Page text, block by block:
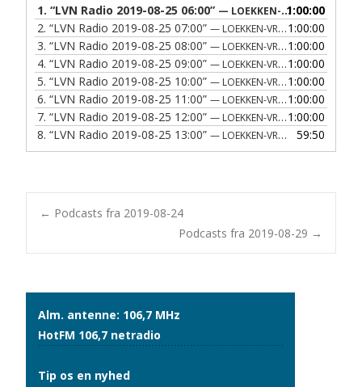
1. “LVN Radio 2019-08-25 06:00” — LOEKKEN-VRAA NAERRADIO 1:00:00
2. “LVN Radio 2019-08-25 07:00” — LOEKKEN-VRAA NAERRADIO
1:00:00
3. “LVN Radio 2019-08-25 08:00” — LOEKKEN-VRAA NAERRADIO
1:00:00
4. “LVN Radio 2019-08-25 09:00” — LOEKKEN-VRAA NAERRADIO
1:00:00
5. “LVN Radio 2019-08-25 10:00” — LOEKKEN-VRAA NAERRADIO
1:00:00
6. “LVN Radio 2019-08-25 11:00” — LOEKKEN-VRAA NAERRADIO
1:00:00
7. “LVN Radio 2019-08-25 12:00” — LOEKKEN-VRAA NAERRADIO
1:00:00
8. “LVN Radio 2019-08-25 13:00” — LOEKKEN-VRAA NAERRADIO 59:50
Post
← Podcasts fra 2019-08-24
Podcasts fra 2019-08-29 →
Alm. antenne: 106,7 MHz
HotFM 106,7 netradio
Tip os en nyhed